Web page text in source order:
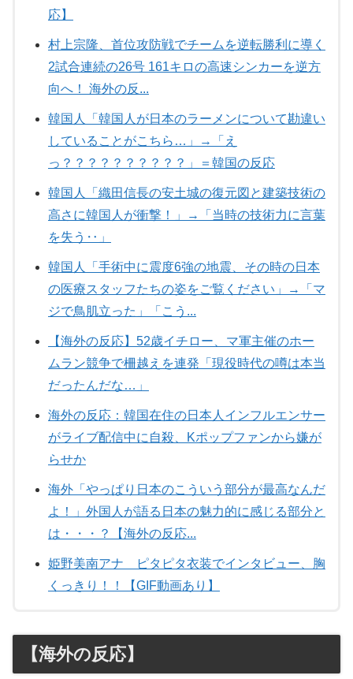
応】
村上宗隆、首位攻防戦でチームを逆転勝利に導く
2試合連続の26号 161キロの高速シンカーを逆方
向へ！ 海外の反...
韓国人「韓国人が日本のラーメンについて勘違い
していることがこちら…」→「え
っ？？？？？？？？？？」＝韓国の反応
韓国人「織田信長の安土城の復元図と建築技術の
高さに韓国人が衝撃！」→「当時の技術力に言葉
を失う‥」
韓国人「手術中に震度6強の地震、その時の日本
の医療スタッフたちの姿をご覧ください」→「マ
ジで鳥肌立った」「こう...
【海外の反応】52歳イチロー、マ軍主催のホー
ムラン競争で柵越えを連発「現役時代の噂は本当
だったんだな…」
海外の反応：韓国在住の日本人インフルエンサー
がライブ配信中に自殺、Kポップファンから嫌が
らせか
海外「やっぱり日本のこういう部分が最高なんだ
よ！」外国人が語る日本の魅力的に感じる部分と
は・・・？【海外の反応...
姫野美南アナ ピタピタ衣装でインタビュー、胸
くっきり！！【GIF動画あり】
【海外の反応】